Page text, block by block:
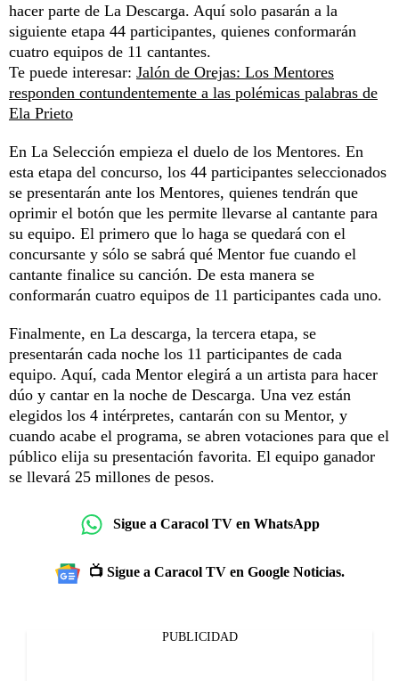
hacer parte de La Descarga. Aquí solo pasarán a la
siguiente etapa 44 participantes, quienes conformarán
cuatro equipos de 11 cantantes.
Te puede interesar: Jalón de Orejas: Los Mentores
responden contundentemente a las polémicas palabras de
Ela Prieto
En La Selección empieza el duelo de los Mentores. En
esta etapa del concurso, los 44 participantes seleccionados
se presentarán ante los Mentores, quienes tendrán que
oprimir el botón que les permite llevarse al cantante para
su equipo. El primero que lo haga se quedará con el
concursante y sólo se sabrá qué Mentor fue cuando el
cantante finalice su canción. De esta manera se
conformarán cuatro equipos de 11 participantes cada uno.
Finalmente, en La descarga, la tercera etapa, se
presentarán cada noche los 11 participantes de cada
equipo. Aquí, cada Mentor elegirá a un artista para hacer
dúo y cantar en la noche de Descarga. Una vez están
elegidos los 4 intérpretes, cantarán con su Mentor, y
cuando acabe el programa, se abren votaciones para que el
público elija su presentación favorita. El equipo ganador
se llevará 25 millones de pesos.
Sigue a Caracol TV en WhatsApp
📺 Sigue a Caracol TV en Google Noticias.
PUBLICIDAD